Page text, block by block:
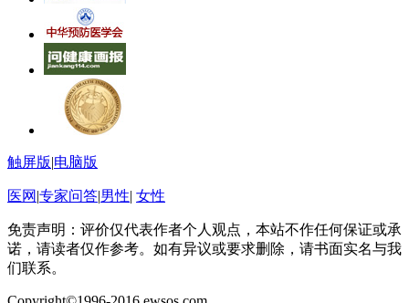
触屏版|电脑版
医网 |专家问答|男性| 女性
免责声明：评价仅代表作者个人观点，本站不作任何保证或承
诺，请读者仅作参考。如有异议或要求删除，请书面实名与我
们联系。